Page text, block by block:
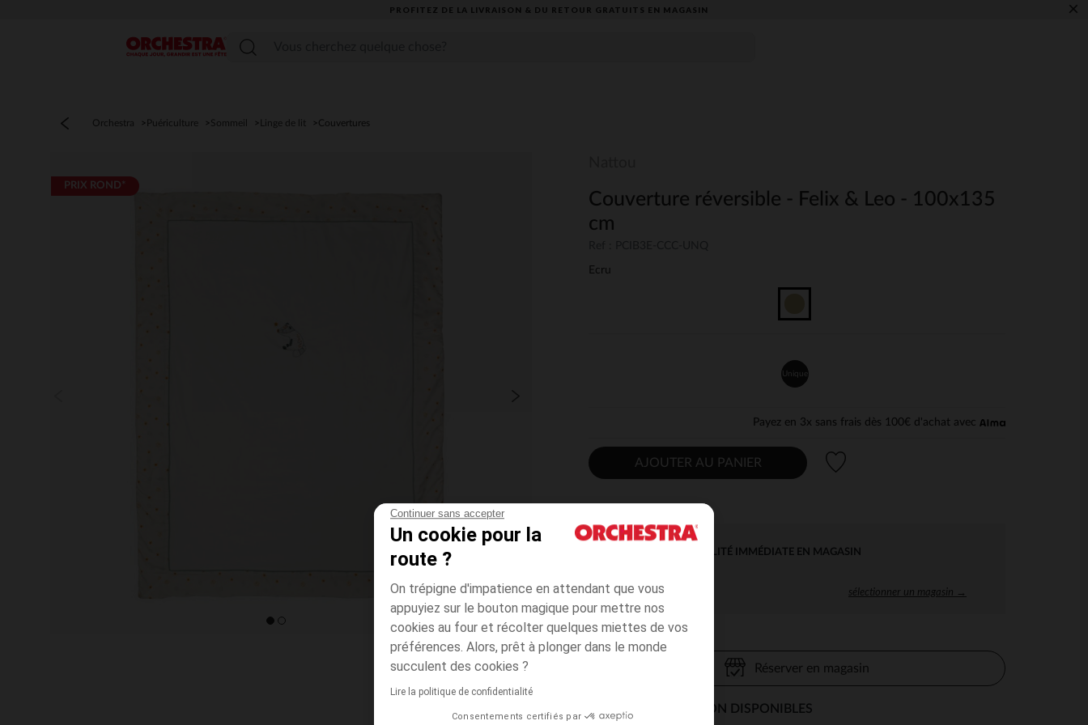
Continuer sans accepter
Un cookie pour la
route ?
On trépigne d'impatience en attendant que vous
appuyiez sur le bouton magique pour mettre nos
cookies au four et récolter quelques miettes de vos
préférences. Alors, prêt à plonger dans le monde
succulent des cookies ?
Lire la politique de confidentialité
Consentements certifiés par
PROFITEZ DE LA LIVRAISON & DU RETOUR GRATUITS EN MAGASIN​ ×
Menu
Orchestra Puériculture Sommeil Linge de lit Couvertures
PRIX ROND*
Couverture réversible - Felix & Leo - 100x135
cm
Ecru
Unique
Payez en 3x sans frais dès 100€ d'achat avec
AJOUTER AU PANIER
DISPONIBILITÉ IMMÉDIATE EN MAGASIN
sélectionner un magasin →
Réserver en magasin
MODES DE LIVRAISON DISPONIBLES